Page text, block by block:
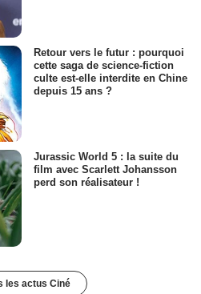
Retour vers le futur : pourquoi
cette saga de science-fiction
culte est-elle interdite en Chine
depuis 15 ans ?
Jurassic World 5 : la suite du
film avec Scarlett Johansson
perd son réalisateur !
les actus Ciné